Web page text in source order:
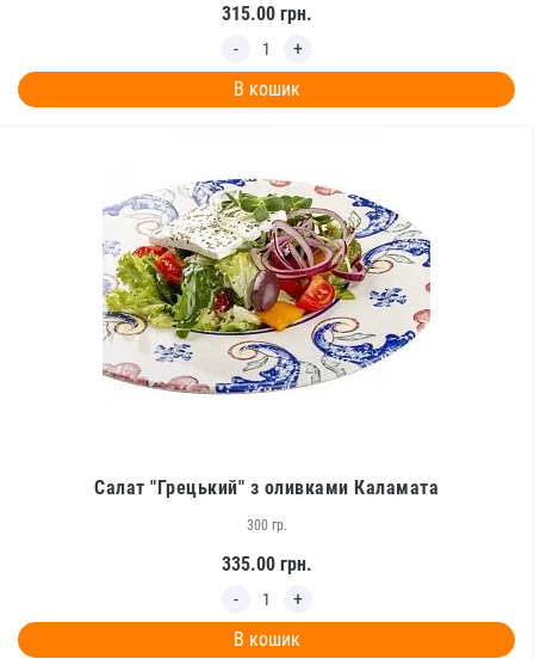
315.00грн.
В кошик
Салат "Грецький" з оливками Каламата
300 гр.
335.00грн.
В кошик